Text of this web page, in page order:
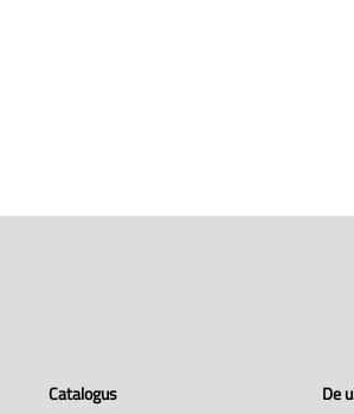
Catalogus
De